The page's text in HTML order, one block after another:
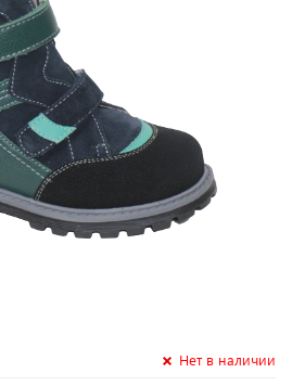
Нет в наличии